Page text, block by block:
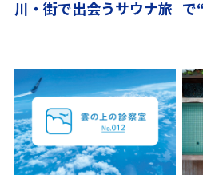
川・街で出会うサウナ旅 で